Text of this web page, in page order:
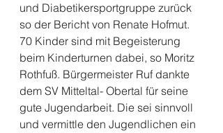
und Diabetikersportgruppe zurück
so der Bericht von Renate Hofmut.
70 Kinder sind mit Begeisterung
beim Kinderturnen dabei, so Moritz
Rothfuß. Bürgermeister Ruf dankte
dem SV Mitteltal- Obertal für seine
gute Jugendarbeit. Die sei sinnvoll
und vermittle den Jugendlichen ein